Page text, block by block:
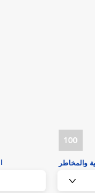
100
والمخاطر